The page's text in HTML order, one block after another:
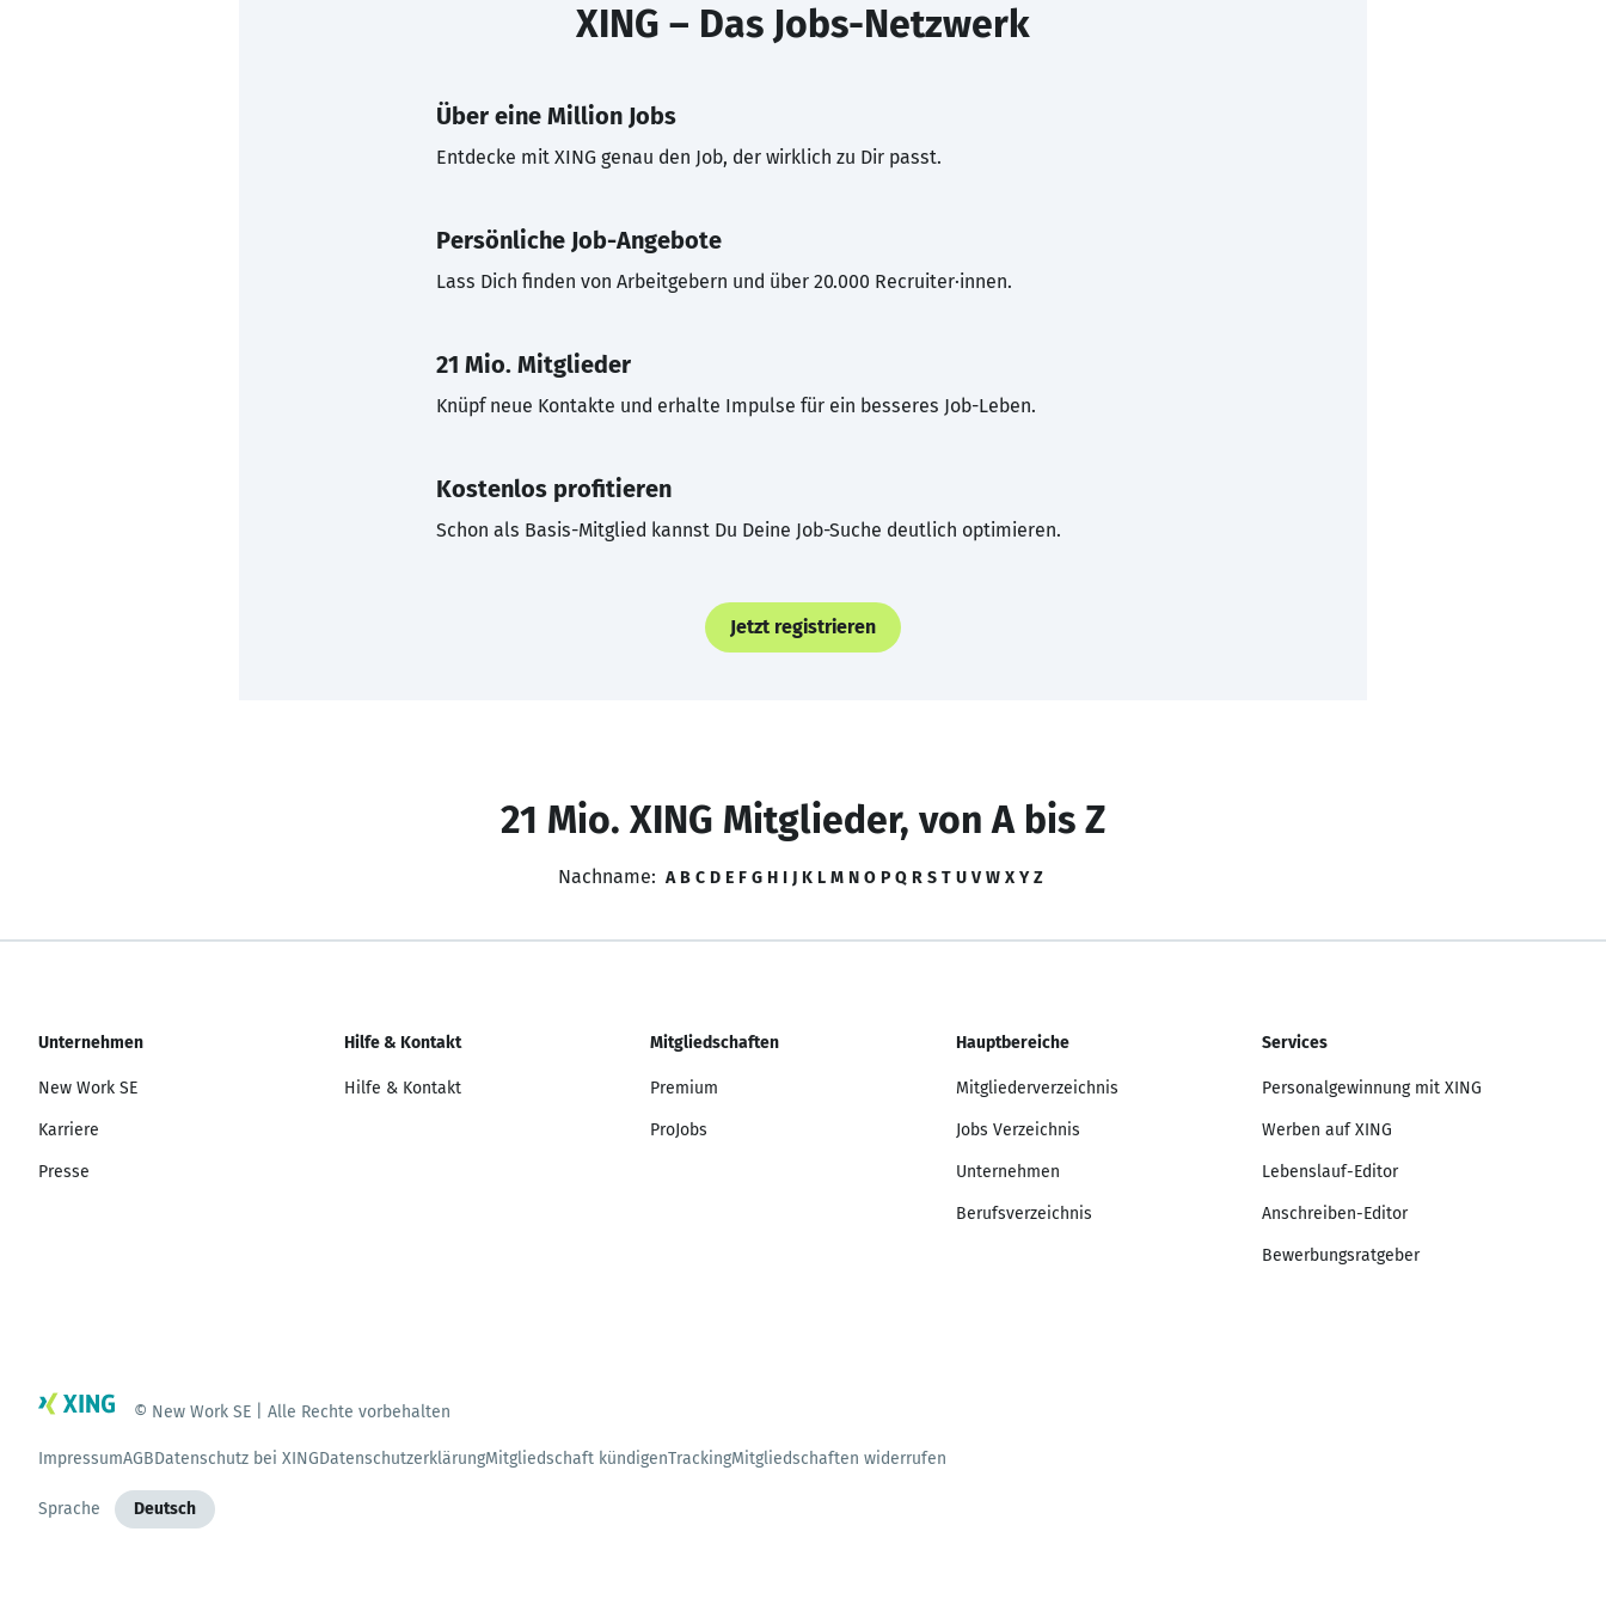
XING – Das Jobs-Netzwerk
Über eine Million Jobs
Entdecke mit XING genau den Job, der wirklich zu Dir passt.
Persönliche Job-Angebote
Lass Dich finden von Arbeitgebern und über 20.000 Recruiter·innen.
21 Mio. Mitglieder
Knüpf neue Kontakte und erhalte Impulse für ein besseres Job-Leben.
Kostenlos profitieren
Schon als Basis-Mitglied kannst Du Deine Job-Suche deutlich optimieren.
Jetzt registrieren
21 Mio. XING Mitglieder, von A bis Z
Nachname: A B C D E F G H I J K L M N O P Q R S T U V W X Y Z
Unternehmen
New Work SE
Karriere
Presse
Hilfe & Kontakt
Hilfe & Kontakt
Mitgliedschaften
Premium
ProJobs
Hauptbereiche
Mitgliederverzeichnis
Jobs Verzeichnis
Unternehmen
Berufsverzeichnis
Services
Personalgewinnung mit XING
Werben auf XING
Lebenslauf-Editor
Anschreiben-Editor
Bewerbungsratgeber
© New Work SE | Alle Rechte vorbehalten
ImpressumAGBDatenschutz bei XINGDatenschutzerklärungMitgliedschaft kündigenTrackingMitgliedschaften widerrufen
Sprache Deutsch